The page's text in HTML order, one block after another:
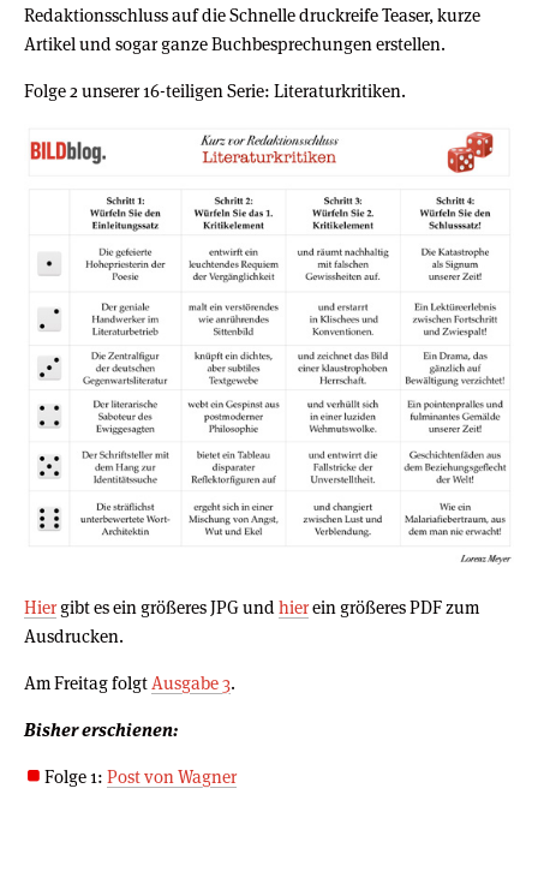
Redaktionsschluss auf die Schnelle druckreife Teaser, kurze
Artikel und sogar ganze Buchbesprechungen erstellen.
Folge 2 unserer 16-teiligen Serie: Literaturkritiken.
Hiergibt es ein größeres JPG und hierein größeres PDF zum
Ausdrucken.
Am Freitag folgt Ausgabe 3.
Bisher erschienen:
Folge 1: Post von Wagner